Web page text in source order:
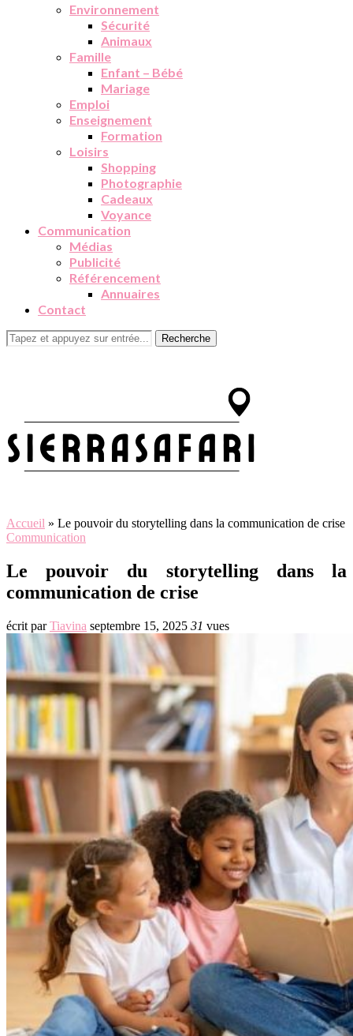
Environnement
Sécurité
Animaux
Famille
Enfant – Bébé
Mariage
Emploi
Enseignement
Formation
Loisirs
Shopping
Photographie
Cadeaux
Voyance
Communication
Médias
Publicité
Référencement
Annuaires
Contact
Recherche
Accueil » Le pouvoir du storytelling dans la communication de crise
Communication
Le pouvoir du storytelling dans la
communication de crise
écrit parTiavina septembre 15, 2025 31 vues